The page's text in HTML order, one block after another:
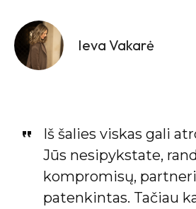
Ieva Vakarė
Iš šalies viskas gali
Jūs nesipykstate,
kompromisų,
patenkintas. Tačiau